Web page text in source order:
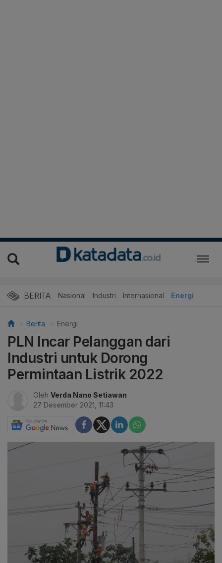
BERITA Nasional Industri Internasional Energi
Berita Energi
PLN Incar Pelanggan dari
Industri untuk Dorong
Permintaan Listrik 2022
Oleh Verda Nano Setiawan
27 Desember 2021, 11:43